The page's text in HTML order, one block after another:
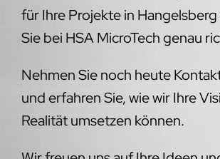
für Ihre Projekte in
Sie bei HSA MicroTech genau
Nehmen Sie noch heute
und erfahren Sie, wie wir Ihre
Realität umsetzen können.